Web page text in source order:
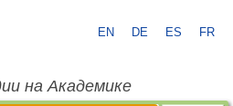
EN DE ES FR
на Академике